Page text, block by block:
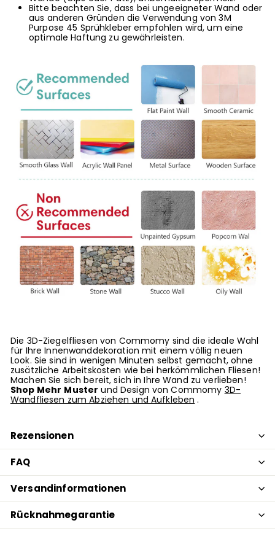
Bitte beachten Sie, dass bei ungeeigneter Wand oder
aus anderen Gründen die Verwendung von 3M
Purpose 45 Sprühkleber empfohlen wird, um eine
optimale Haftung zu gewährleisten.
Die 3D-Ziegelfliesen von Commomy sind die ideale Wahl
für Ihre Innenwanddekoration mit einem völlig neuen
Look. Sie sind in wenigen Minuten selbst gemacht, ohne
zusätzliche Arbeitskosten wie bei herkömmlichen Fliesen!
Machen Sie sich bereit, sich in Ihre Wand zu verlieben!
Shop Mehr Muster und Design von Commomy 3D-
Wandfliesen zum Abziehen und Aufkleben .
Rezensionen
FAQ
Versandinformationen
Rücknahmegarantie